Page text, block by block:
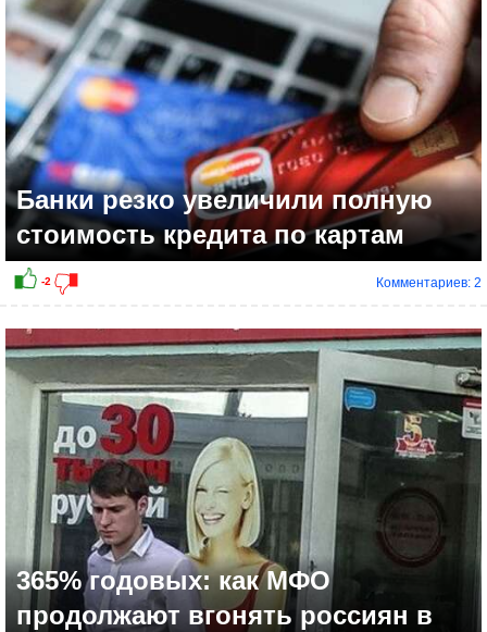
+3
Банки резко увеличили полную
стоимость кредита по картам
Комментариев: 2
365% годовых: как МФО
продолжают вгонять россиян в